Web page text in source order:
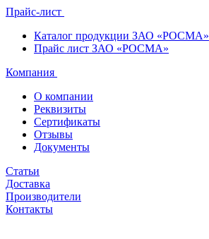
Прайс-лист
Каталог продукции ЗАО «РОСМА»
Прайс лист ЗАО «РОСМА»
Компания
О компании
Реквизиты
Сертификаты
Отзывы
Документы
Статьи
Доставка
Производители
Контакты